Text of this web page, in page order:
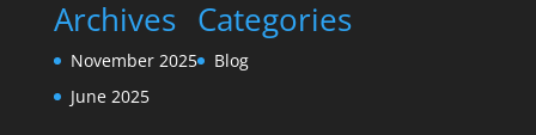
Archives
November 2025
June 2025
Categories
Blog